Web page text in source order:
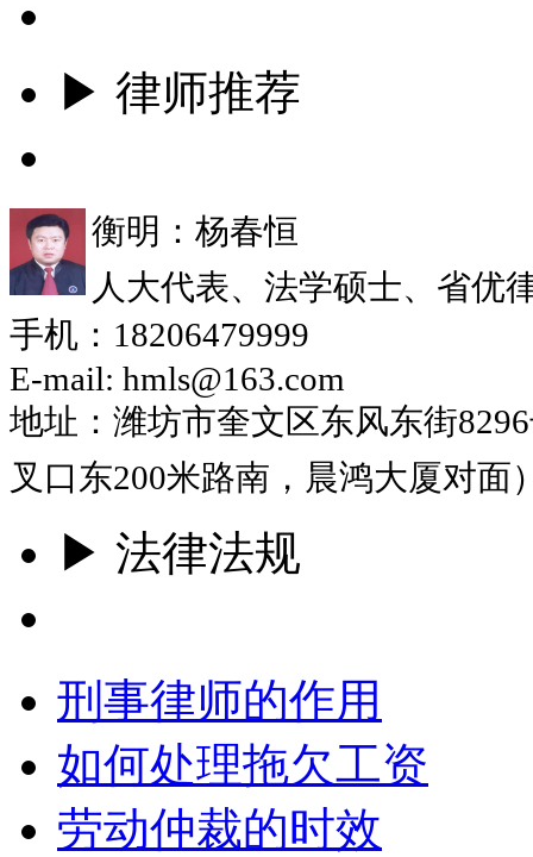
▶ 律师推荐
衡明：杨春恒
人大代表、法学硕士、省优
手机：18206479999
E-mail: hmls@163.com
地址：潍坊市奎文区东风东街
叉口东200米路南，晨鸿大厦对面
▶ 法律法规
刑事律师的作用
如何处理拖欠工资
劳动仲裁的时效